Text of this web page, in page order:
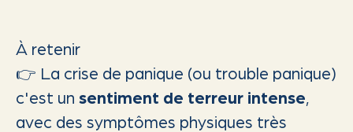
À retenir
👉 La crise de panique (ou trouble panique)
c'est un sentiment de terreur intense,
avec des symptômes physiques très